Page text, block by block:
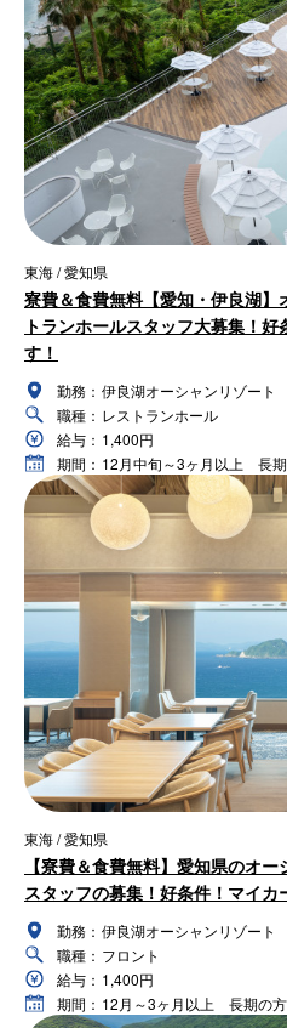
東海 / 愛知県
寮費＆食費無料【愛知・伊良湖
トランホールスタッフ大募集！
す！
勤務： 伊良湖オーシャンリゾート
職種： レストランホール
給与： 1,400円
期間： 12月中旬～3ヶ月以上 長期
東海 / 愛知県
【寮費＆食費無料】愛知県のオ
スタッフの募集！好条件！マイカ
勤務： 伊良湖オーシャンリゾート
職種： フロント
給与： 1,400円
期間： 12月～3ヶ月以上 長期の方